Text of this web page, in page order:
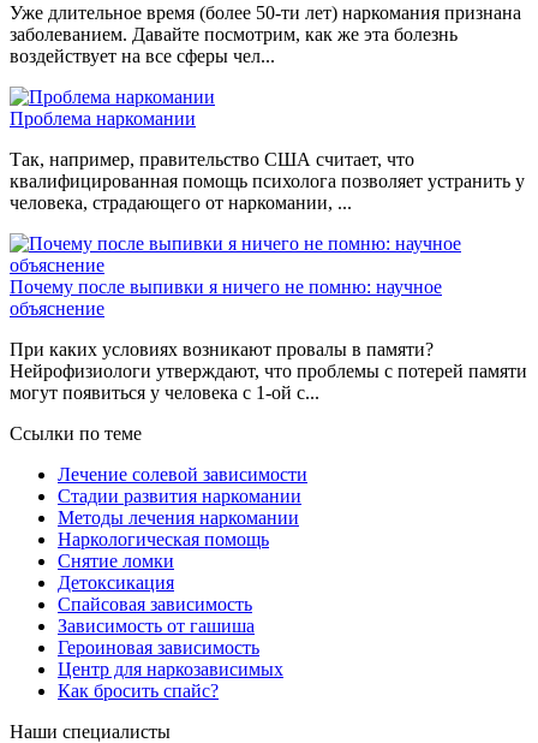
Уже длительное время (более 50-ти лет) наркомания признана
заболеванием. Давайте посмотрим, как же эта болезнь
воздействует на все сферы чел...
Проблема наркомании
Так, например, правительство США считает, что
квалифицированная помощь психолога позволяет устранить у
человека, страдающего от наркомании, ...
Почему после выпивки я ничего не помню: научное
объяснение
При каких условиях возникают провалы в памяти?
Нейрофизиологи утверждают, что проблемы с потерей памяти
могут появиться у человека с 1-ой с...
Ссылки по теме
Лечение солевой зависимости
Стадии развития наркомании
Методы лечения наркомании
Наркологическая помощь
Снятие ломки
Детоксикация
Спайсовая зависимость
Зависимость от гашиша
Героиновая зависимость
Центр для наркозависимых
Как бросить спайс?
Наши специалисты